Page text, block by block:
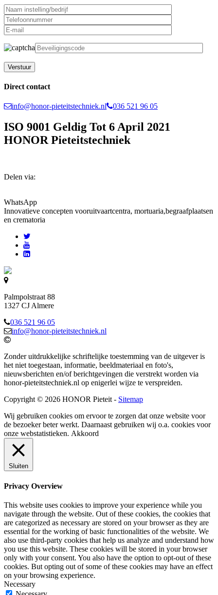
Direct contact
info@honor-pieteitstechniek.nl 036 521 96 05
ISO 9001 Geldig Tot 6 April 2021
HONOR Pieteitstechniek
Delen via:
WhatsApp
Innovatieve concepten vooruitvaartcentra, mortuaria,begraafplaatsen
en crematoria
Palmpolstraat 88
1327 CJ Almere
036 521 96 05
info@honor-pieteitstechniek.nl
Zonder uitdrukkelijke schriftelijke toestemming van de uitgever is
het niet toegestaan, informatie, beeldmateriaal en foto's,
nieuwsberichten en/of berichtgevingen die verstrekt worden via
honor-pieteitstechniek.nl op enigerlei wijze te verspreiden.
Copyright © 2026 HONOR Pieteit - Sitemap
Wij gebruiken cookies om ervoor te zorgen dat onze website voor
de bezoeker beter werkt. Daarnaast gebruiken wij o.a. cookies voor
onze webstatistieken. Akkoord
Sluiten
Privacy Overview
This website uses cookies to improve your experience while you
navigate through the website. Out of these cookies, the cookies that
are categorized as necessary are stored on your browser as they are
essential for the working of basic functionalities of the website. We
also use third-party cookies that help us analyze and understand how
you use this website. These cookies will be stored in your browser
only with your consent. You also have the option to opt-out of these
cookies. But opting out of some of these cookies may have an effect
on your browsing experience.
Necessary